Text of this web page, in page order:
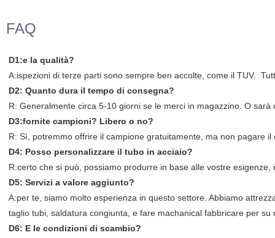
FAQ
D1:e la qualità?
A:ispezioni di terze parti sono sempre ben accolte, come il TUV.
D2: Quanto dura il tempo di consegna?
R: Generalmente circa 5-10 giorni se le merci in magazzino. O
D3:fornite campioni? Libero o no?
R: Sì, potremmo offrire il campione gratuitamente, ma non pagare il
D4: Posso personalizzare il tubo in acciaio?
R:certo che si può, possiamo produrre in base alle vostre
D5: Servizi a valore aggiunto?
A:per te, siamo molto esperienza in questo settore. Abbiamo
taglio tubi, saldatura congiunta, e fare machanical fabbricare per
D6: E le condizioni di scambio?